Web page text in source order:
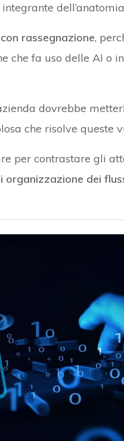
rassegnazione,
che fa uso delle AI o
dovrebbe
che risolve queste
per contrastare gli
organizzazione dei